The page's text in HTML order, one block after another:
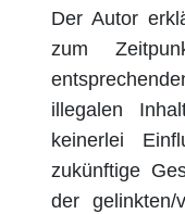
Der Autor
zum
illegalen
keinerlei
zukünftige
der gelinkten/